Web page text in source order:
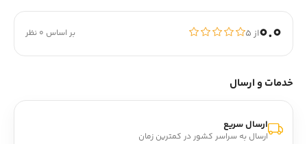
0.0از ۵ بر اساس 0 نظر
خدمات و ارسال
ارسال سریع
ارسال به سراسر کشور در کمترین زمان